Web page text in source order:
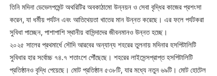
তিনি মদিনা ডেভেলপমেন্ট অথরিটির অবকাঠামো উন্নয়ন ও সেবা বৃদ্ধির কাজের প্রশংসা
করেন, যা ধর্মীয় পর্যটন এবং আতিথেয়তা খাতের মান উন্নত করেছে। এর ফলে পর্যটকরা
সুবিধা পাচ্ছেন, পাশাপাশি স্থানীয় বাসিন্দাদের জীবনমানও উন্নত হচ্ছে।
২০২৫ সালের প্রথমার্ধে সৌদি আরবের অন্যান্য শহরের তুলনায় মদিনার হসপিটালিটি
সুবিধার হার সর্বোচ্চ ৭৪.৭ শতাংশে পৌঁছেছে। শহরের লাইসেন্সপ্রাপ্ত হসপিটালিটি
প্রতিষ্ঠানও বৃদ্ধি পেয়েছে। মোট প্রতিষ্ঠান ৫৩৮টি, যার মধ্যে নতুন ৬৯টি। মোট হোটেল